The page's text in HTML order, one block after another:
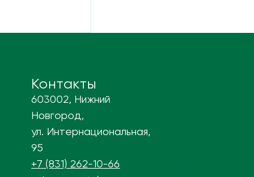
Контакты
603002, Нижний
Новгород,
ул. Интернациональная,
95
+7 (831) 262-10-66